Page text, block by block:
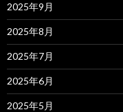
2025年9月
2025年8月
2025年7月
2025年6月
2025年5月